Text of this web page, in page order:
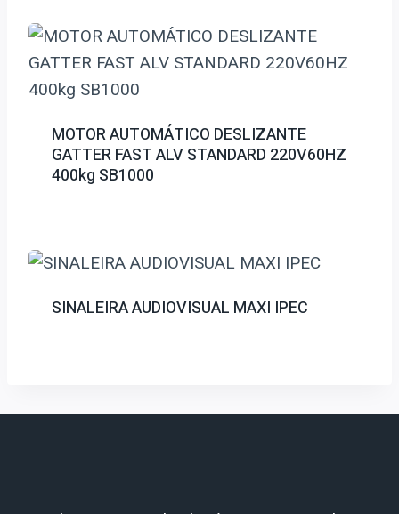
MOTOR AUTOMÁTICO DESLIZANTE
GATTER FAST ALV STANDARD 220V60HZ
400kg SB1000
SINALEIRA AUDIOVISUAL MAXI IPEC